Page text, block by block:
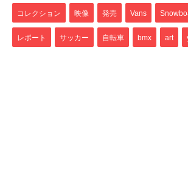
コレクション 映像 発売 Vans
レポート サッカー 自転車 bmx art